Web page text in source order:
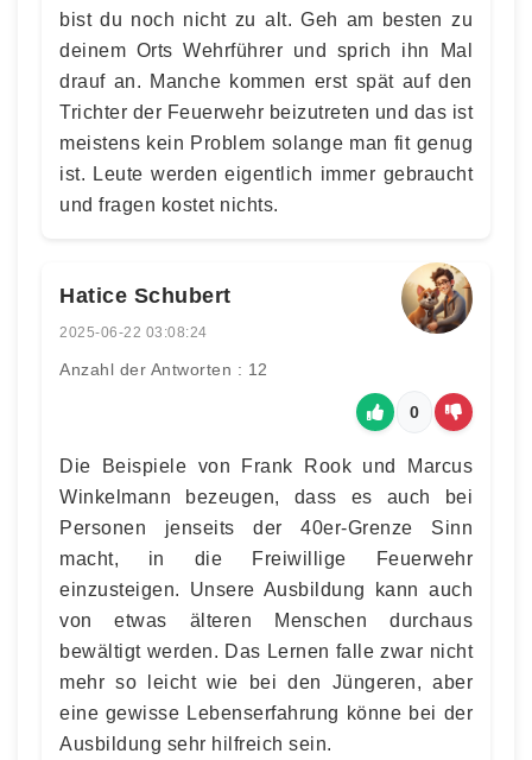
bist du noch nicht zu alt. Geh am besten zu
deinem Orts Wehrführer und sprich ihn Mal
drauf an. Manche kommen erst spät auf den
Trichter der Feuerwehr beizutreten und das ist
meistens kein Problem solange man fit genug
ist. Leute werden eigentlich immer gebraucht
und fragen kostet nichts.
Hatice Schubert
2025-06-22 03:08:24
Anzahl der Antworten : 12
0
Die Beispiele von Frank Rook und Marcus
Winkelmann bezeugen, dass es auch bei
Personen jenseits der 40er-Grenze Sinn
macht, in die Freiwillige Feuerwehr
einzusteigen. Unsere Ausbildung kann auch
von etwas älteren Menschen durchaus
bewältigt werden. Das Lernen falle zwar nicht
mehr so leicht wie bei den Jüngeren, aber
eine gewisse Lebenserfahrung könne bei der
Ausbildung sehr hilfreich sein.